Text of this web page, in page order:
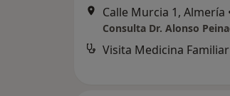
Calle Murcia 1, Almería
Consulta Dr. Alonso
Visita Medicina